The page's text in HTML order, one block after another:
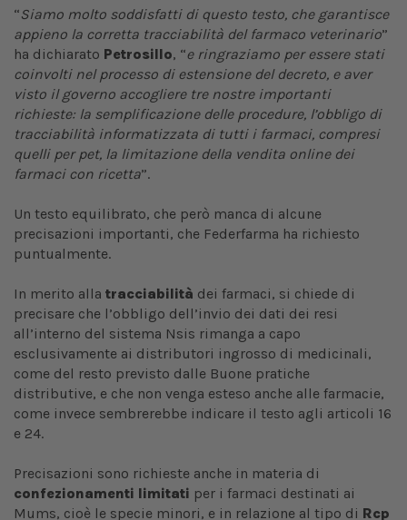
“Siamo molto soddisfatti di questo testo, che garantisce
appieno la corretta tracciabilità del farmaco veterinario”
ha dichiarato Petrosillo, “e ringraziamo per essere stati
coinvolti nel processo di estensione del decreto, e aver
visto il governo accogliere tre nostre importanti
richieste: la semplificazione delle procedure, l’obbligo di
tracciabilità informatizzata di tutti i farmaci, compresi
quelli per pet, la limitazione della vendita online dei
farmaci con ricetta”.
Un testo equilibrato, che però manca di alcune
precisazioni importanti, che Federfarma ha richiesto
puntualmente.
In merito alla tracciabilità dei farmaci, si chiede di
precisare che l’obbligo dell’invio dei dati dei resi
all’interno del sistema Nsis rimanga a capo
esclusivamente ai distributori ingrosso di medicinali,
come del resto previsto dalle Buone pratiche
distributive, e che non venga esteso anche alle farmacie,
come invece sembrerebbe indicare il testo agli articoli 16
e 24.
Precisazioni sono richieste anche in materia di
confezionamenti limitati per i farmaci destinati ai
Mums, cioè le specie minori, e in relazione al tipo di Rcp